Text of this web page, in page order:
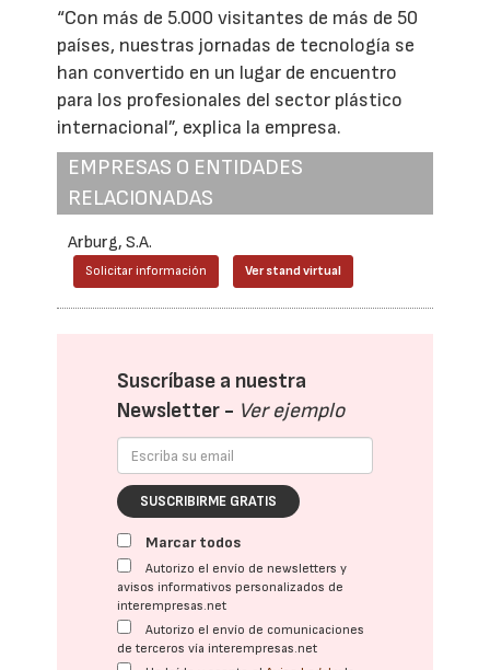
“Con más de 5.000 visitantes de más de 50
países, nuestras jornadas de tecnología se
han convertido en un lugar de encuentro
para los profesionales del sector plástico
internacional”, explica la empresa.
EMPRESAS O ENTIDADES
RELACIONADAS
Arburg, S.A.
Solicitar información Ver stand virtual
Suscríbase a nuestra
Newsletter - Ver ejemplo
SUSCRIBIRME GRATIS
Marcar todos
Autorizo el envío de newsletters y
avisos informativos personalizados de
interempresas.net
Autorizo el envío de comunicaciones
de terceros vía interempresas.net